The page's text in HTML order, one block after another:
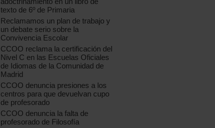
texto de 6º de Primaria
Reclamamos un plan de trabajo y
un debate serio sobre la
Convivencia Escolar
CCOO reclama la certificación del
Nivel C en las Escuelas Oficiales
de Idiomas de la Comunidad de
Madrid
CCOO denuncia presiones a los
centros para que devuelvan cupo
de profesorado
CCOO denuncia la falta de
profesorado de Filosofía